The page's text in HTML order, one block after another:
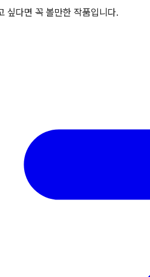
싶다면 꼭 볼만한 작품입니다.